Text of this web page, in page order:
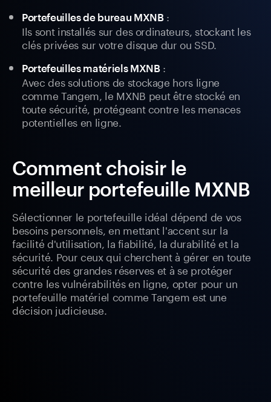
Portefeuilles de bureau MXNB:
Ils sont installés sur des ordinateurs, stockant les
clés privées sur votre disque dur ou SSD.
Portefeuilles matériels MXNB:
Avec des solutions de stockage hors ligne
comme Tangem, le MXNB peut être stocké en
toute sécurité, protégeant contre les menaces
potentielles en ligne.
Comment choisir le
meilleur portefeuille MXNB
Sélectionner le portefeuille idéal dépend de vos
besoins personnels, en mettant l'accent sur la
facilité d'utilisation, la fiabilité, la durabilité et la
sécurité. Pour ceux qui cherchent à gérer en toute
sécurité des grandes réserves et à se protéger
contre les vulnérabilités en ligne, opter pour un
portefeuille matériel comme Tangem est une
décision judicieuse.